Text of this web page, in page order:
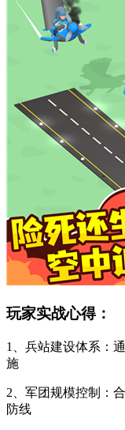
玩家实战心得：
1、兵站建设体系：
施
2、军团规模控制：
防线